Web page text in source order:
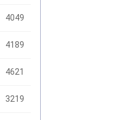
4049
4189
4621
3219